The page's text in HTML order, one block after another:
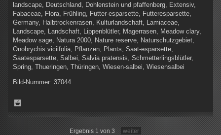
landscape, Deutschland, Dohlenstein und pfaffenberg, Extensiv,
Fabaceae, Flora, Frühling, Futter-esparsette, Futteresparsette,
Germany, Halbtrockenrasen, Kulturlandschaft, Lamiaceae,
Landscape, Landschaft, Lippenblütler, Magerrasen, Meadow clary,
Meadow sage, Natura 2000, Nature reserve, Naturschutzgebiet,
Onobrychis viciifolia, Pflanzen, Plants, Saat-esparsette,
Saatesparsette, Salbei, Salvia pratensis, Schmetterlingsblütler,
Spring, Thueringen, Thüringen, Wiesen-salbei, Wiesensalbei
Bild-Nummer: 37044
Ergebnis 1 von 3 weiter